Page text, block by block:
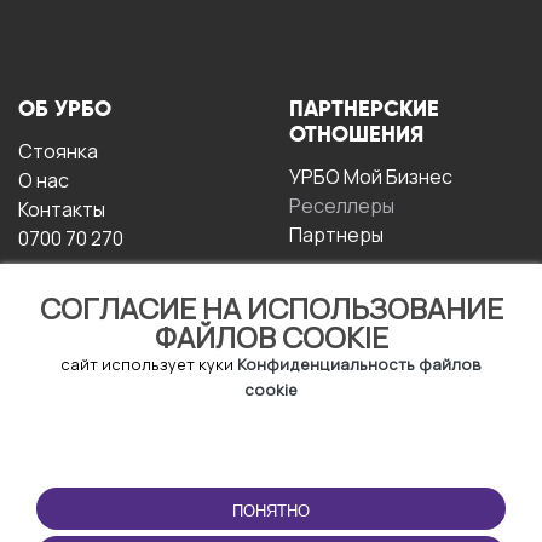
СОГЛАСИЕ НА ИСПОЛЬЗОВАНИЕ
ФАЙЛОВ COOKIE
сайт использует куки Конфиденциальность файлов
cookie
ПОНЯТНО
ОБ УРБО
Стоянка
О нас
Контакты
0700 70 270
ПАРТНЕРСКИЕ
ОТНОШЕНИЯ
УРБО Мой Бизнес
Реселлеры
Партнеры
ЭКСПЛУАТАЦИИ
Условия и положения
ПРИЛОЖЕНИЕ